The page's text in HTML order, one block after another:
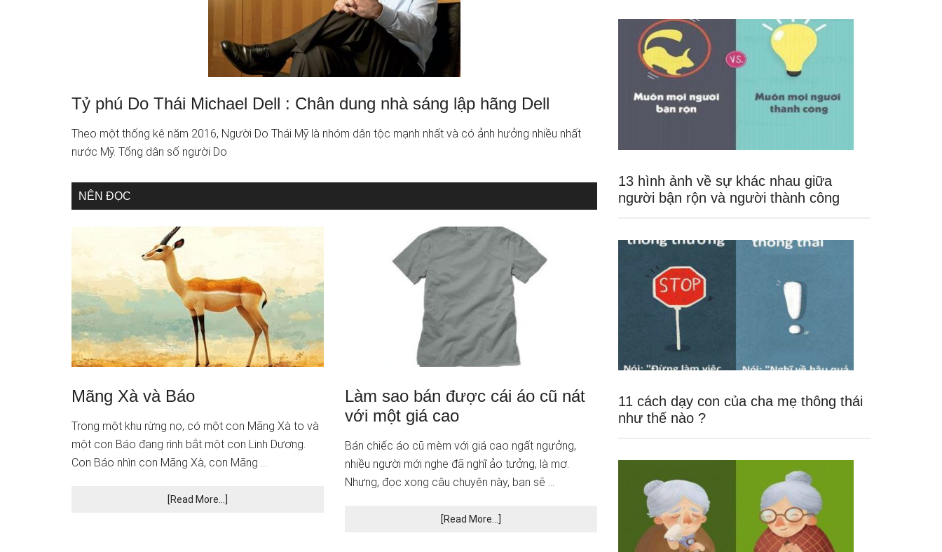
Tỷ phú Do Thái Michael Dell : Chân dung nhà sáng lập hãng Dell
Theo một thống kê năm 2016, Người Do Thái Mỹ là nhóm dân tộc mạnh nhất và có ảnh hưởng nhiều nhất
nước Mỹ. Tổng dân số người Do
NÊN ĐỌC
Mãng Xà và Báo
Trong một khu rừng nọ, có một con Mãng Xà to và
một con Báo đang rình bắt một con Linh Dương.
Con Báo nhìn con Mãng Xà, con Mãng …
[Read More...]
Làm sao bán được cái áo cũ nát
với một giá cao
Bán chiếc áo cũ mèm với giá cao ngất ngưởng,
nhiều người mới nghe đã nghĩ ảo tưởng, là mơ.
Nhưng, đọc xong câu chuyện này, bạn sẽ …
[Read More...]
13 hình ảnh về sự khác nhau giữa
người bận rộn và người thành công
11 cách dạy con của cha mẹ thông thái
như thế nào ?